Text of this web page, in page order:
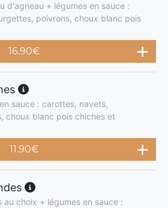
d'agneau + légumes en sauce :
poivrons, choux blanc pois
16.90€
sauce : carottes, navets,
choux blanc pois chiches et
11.90€
au choix + légumes en sauce :